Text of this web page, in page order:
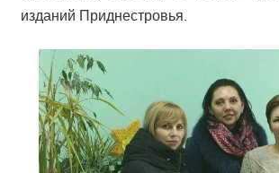
изданий Приднестровья.